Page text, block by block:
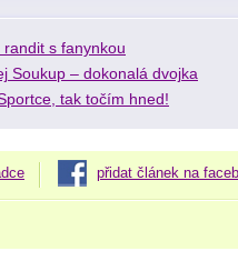
s fanynkou
Soukup – dokonalá dvojka
tak točím hned!
přidat článek na